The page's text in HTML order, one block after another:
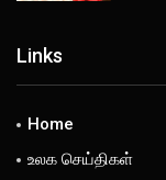
Links
Home
உலக செய்திகள்